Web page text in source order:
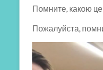
Помните, какою
Пожалуйста,